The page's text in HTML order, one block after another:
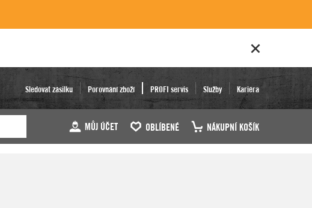
Sledovat zásilku Porovnání zboží PROFI servis Služby Kariéra
MŮJ ÚČET OBLÍBENÉ NÁKUPNÍ KOŠÍK